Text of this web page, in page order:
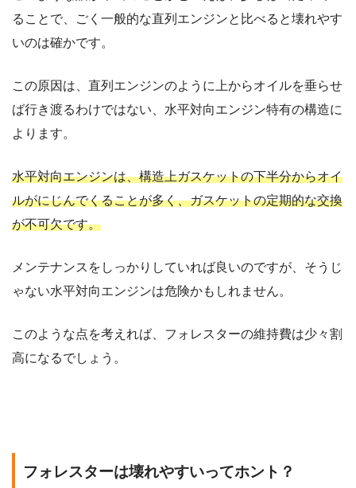
ることで、ごく一般的な直列エンジンと比べると壊れやす
いのは確かです。
この原因は、直列エンジンのように上からオイルを垂らせ
ば行き渡るわけではない、水平対向エンジン特有の構造に
よります。
水平対向エンジンは、構造上ガスケットの下半分からオイ
ルがにじんでくることが多く、ガスケットの定期的な交換
が不可欠です。
メンテナンスをしっかりしていれば良いのですが、そうじ
ゃない水平対向エンジンは危険かもしれません。
このような点を考えれば、フォレスターの維持費は少々割
高になるでしょう。
フォレスターは壊れやすいってホント？